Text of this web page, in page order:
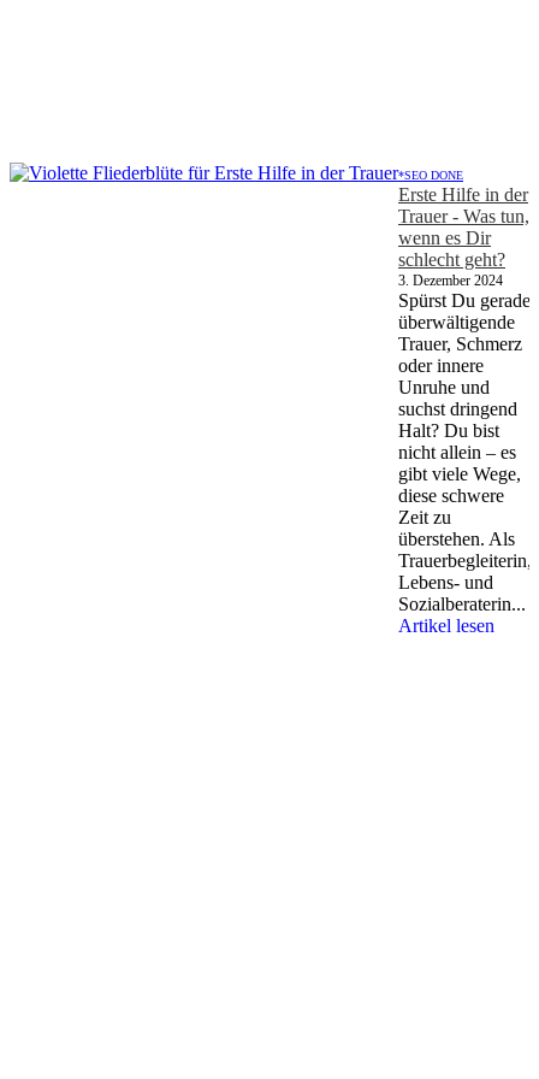
*SEO DONE
Erste Hilfe in der
Trauer - Was tun,
wenn es Dir
schlecht geht?
3. Dezember 2024
Spürst Du gerade
überwältigende
Trauer, Schmerz
oder innere
Unruhe und
suchst dringend
Halt? Du bist
nicht allein – es
gibt viele Wege,
diese schwere
Zeit zu
überstehen. Als
Trauerbegleiterin,
Lebens- und
Sozialberaterin...
Artikel lesen